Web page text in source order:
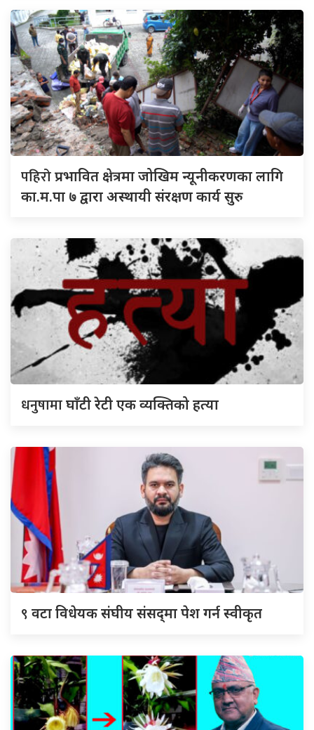
पहिरोप्रभावित क्षेत्रमा जोखिम न्यूनीकरणका लागि
का.म.पा ७ द्वारा अस्थायी संरक्षण कार्य सुरु
धनुषामाघाँटी रेटी एक व्यक्तिको हत्या
९ वटा विधेयक संघीय संसद्‌मा पेश गर्न स्वीकृत